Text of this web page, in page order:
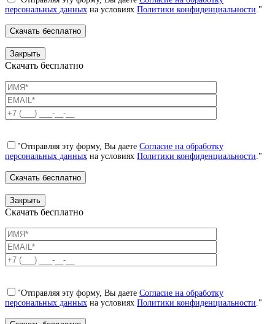
персональных данных на условиях Политики конфиденциальности ."
Закрыть
Скачать бесплатно
"Отправляя эту форму, Вы даете Согласие на обработку
персональных данных на условиях Политики конфиденциальности ."
Закрыть
Скачать бесплатно
"Отправляя эту форму, Вы даете Согласие на обработку
персональных данных на условиях Политики конфиденциальности ."